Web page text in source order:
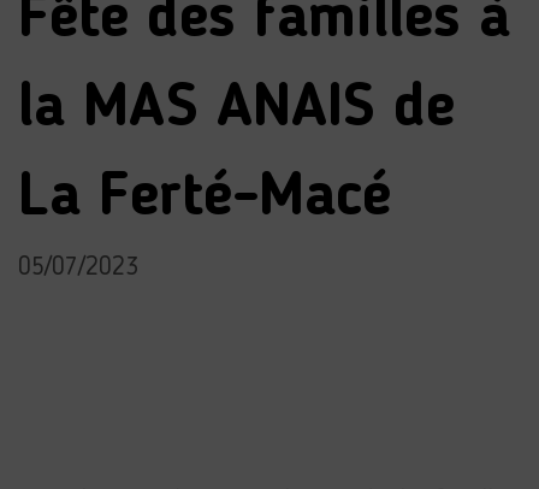
Fête des familles à
la MAS ANAIS de
La Ferté-Macé
05/07/2023